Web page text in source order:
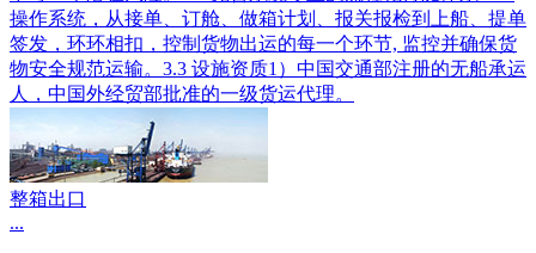
操作系统，从接单、订舱、做箱计划、报关报检到上船、提单
签发，环环相扣，控制货物出运的每一个环节, 监控并确保货
物安全规范运输。3.3 设施资质1）中国交通部注册的无船承运
人，中国外经贸部批准的一级货运代理。
整箱出口
...